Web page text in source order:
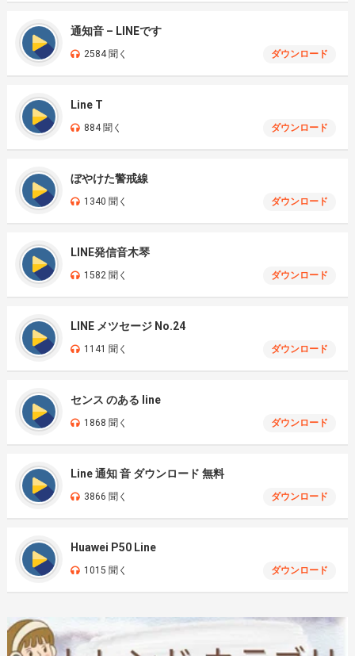
通知音 – LINEです
2584 聞く ダウンロード
Line T
884 聞く ダウンロード
ぼやけた警戒線
1340 聞く ダウンロード
LINE発信音木琴
1582 聞く ダウンロード
LINE メツセージ No.24
1141 聞く ダウンロード
センス のある line
1868 聞く ダウンロード
Line 通知 音 ダウンロード 無料
3866 聞く ダウンロード
Huawei P50 Line
1015 聞く ダウンロード